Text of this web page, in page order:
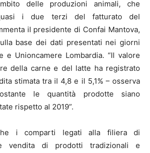
delle produzioni animali, che
i due terzi del fatturato del
il presidente di Confai Mantova,
base dei dati presentati nei giorni
e Unioncamere Lombardia. “Il valore
della carne e del latte ha registrato
stimata tra il 4,8 e il 5,1% – osserva
le quantità prodotte siano
rispetto al 2019”.
i comparti legati alla filiera di
vendita di prodotti tradizionali e